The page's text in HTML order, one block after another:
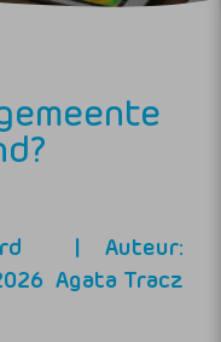
Auteur:
Agata Tracz